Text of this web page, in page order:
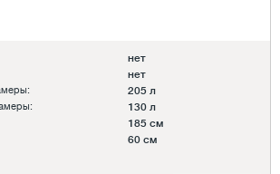
нет
нет
205 л
130 л
185 см
60 см